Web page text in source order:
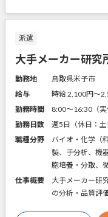
派遣
大手メーカー研究
勤務地
鳥取県米子市
給与
時給 2,100円〜
勤務時間
8:00～16:30（実
勤務日数
週5日（休日：土
職種分野
バイオ・化学（
製、手分析、機
胞培養・分取、
仕事概要
大手メーカー研
の分析・品質評